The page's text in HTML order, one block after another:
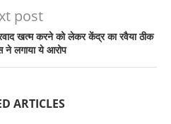
post
खत्म करने को लेकर केंद्र का रवैया ठीक
ने लगाया ये आरोप
ARTICLES